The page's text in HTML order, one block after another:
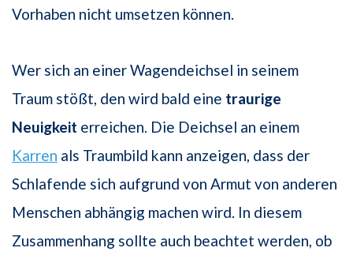
Vorhaben nicht umsetzen können.
Wer sich an einer Wagendeichsel in seinem
Traum stößt, den wird bald eine traurige
Neuigkeit erreichen. Die Deichsel an einem
Karren als Traumbild kann anzeigen, dass der
Schlafende sich aufgrund von Armut von anderen
Menschen abhängig machen wird. In diesem
Zusammenhang sollte auch beachtet werden, ob